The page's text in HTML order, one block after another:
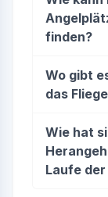
finden?
Wo gibt
das
Wie hat
Laufe